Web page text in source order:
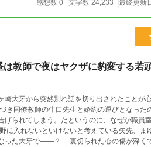
感想数 0 文字数 24,233 最終更新
教師で夜はヤクザに豹変する若
大牙から突然別れ話を切り出されたことが
同僚教師の牛口先生と婚約の運びとなった
られてしまう。だというのに、なぜか職員
入れないといけないと考えている矢先、ま
次の恋に踏み込めないと思って